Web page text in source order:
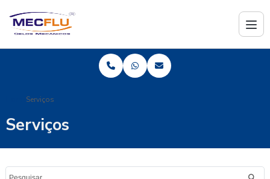
Serviços
Serviços